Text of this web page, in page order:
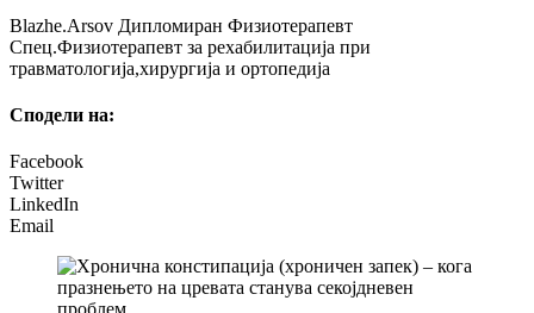
Blazhe.Arsov Дипломиран Физиотерапевт
Спец.Физиотерапевт за рехабилитација при
травматологија,хирургија и ортопедија
Сподели на:
Facebook
Twitter
LinkedIn
Email